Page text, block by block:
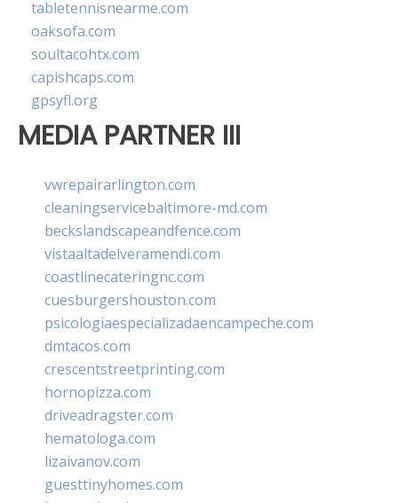
tabletennisnearme.com
oaksofa.com
soultacohtx.com
capishcaps.com
gpsyfl.org
MEDIA PARTNER III
vwrepairarlington.com
cleaningservicebaltimore-md.com
beckslandscapeandfence.com
vistaaltadelveramendi.com
coastlinecateringnc.com
cuesburgershouston.com
psicologiaespecializadaencampeche.com
dmtacos.com
crescentstreetprinting.com
hornopizza.com
driveadragster.com
hematologa.com
lizaivanov.com
guesttinyhomes.com